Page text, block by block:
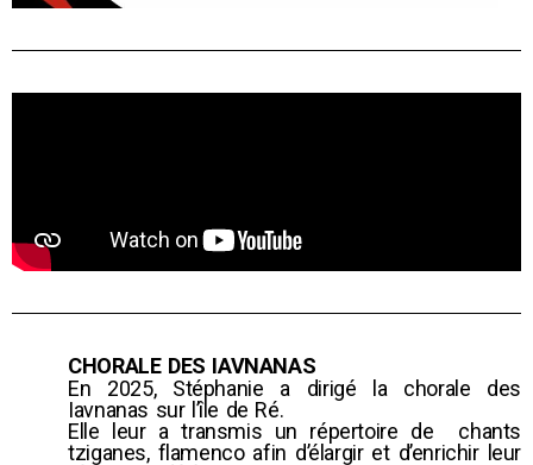
CHORALE DES IAVNANAS
En 2025, Stéphanie a dirigé la chorale des
Iavnanas sur l’île de Ré.
Elle leur a transmis un répertoire de chants
tziganes, flamenco afin d’élargir et d’enrichir leur